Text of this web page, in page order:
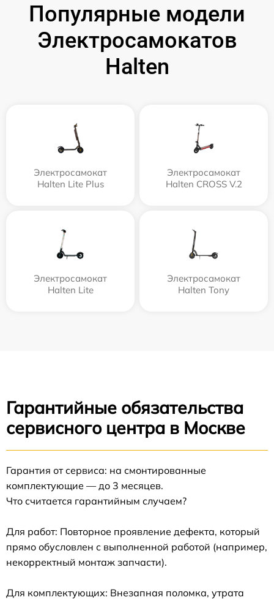
Популярные модели
Электросамокатов
Halten
Электросамокат
Halten Lite Plus
Электросамокат
Halten CROSS V.2
Электросамокат
Halten Lite
Электросамокат
Halten Tony
Гарантийные обязательства
сервисного центра в Москве
Гарантия от сервиса: на смонтированные
комплектующие — до 3 месяцев.
Что считается гарантийным случаем?
Для работ: Повторное проявление дефекта, который
прямо обусловлен с выполненной работой (например,
некорректный монтаж запчасти).
Для комплектующих: Внезапная поломка, утрата